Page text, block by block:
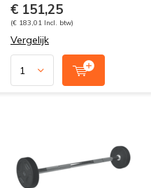
€ 151,25
(€ 183,01 Incl. btw)
Vergelijk